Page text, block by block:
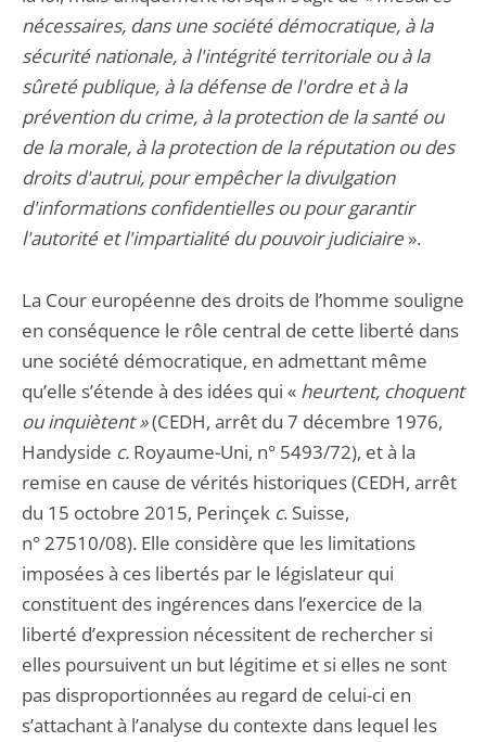
nécessaires, dans une société démocratique, à la
sécurité nationale, à l'intégrité territoriale ou à la
sûreté publique, à la défense de l'ordre et à la
prévention du crime, à la protection de la santé ou
de la morale, à la protection de la réputation ou des
droits d'autrui, pour empêcher la divulgation
d'informations confidentielles ou pour garantir
l'autorité et l'impartialité du pouvoir judiciaire ».
La Cour européenne des droits de l’homme souligne
en conséquence le rôle central de cette liberté dans
une société démocratique, en admettant même
qu’elle s’étende à des idées qui « heurtent, choquent
ou inquiètent »(CEDH, arrêt du 7 décembre 1976,
Handyside c. Royaume-Uni, n° 5493/72), et à la
remise en cause de vérités historiques (CEDH, arrêt
du 15 octobre 2015, Perinçek c. Suisse,
n° 27510/08). Elle considère que les limitations
imposées à ces libertés par le législateur qui
constituent des ingérences dans l’exercice de la
liberté d’expression nécessitent de rechercher si
elles poursuivent un but légitime et si elles ne sont
pas disproportionnées au regard de celui-ci en
s’attachant à l’analyse du contexte dans lequel les